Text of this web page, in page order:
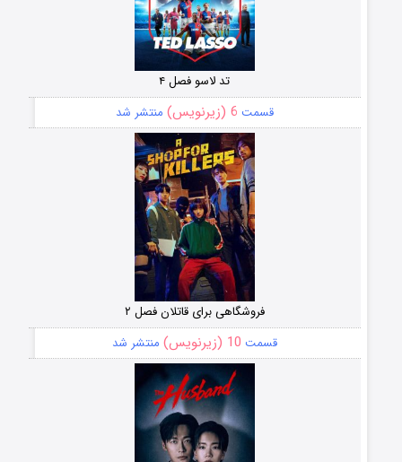
تد لاسو فصل ۴
قسمت 6 (زیرنویس) منتشر شد
فروشگاهی برای قاتلان فصل ۲
قسمت 10 (زیرنویس) منتشر شد